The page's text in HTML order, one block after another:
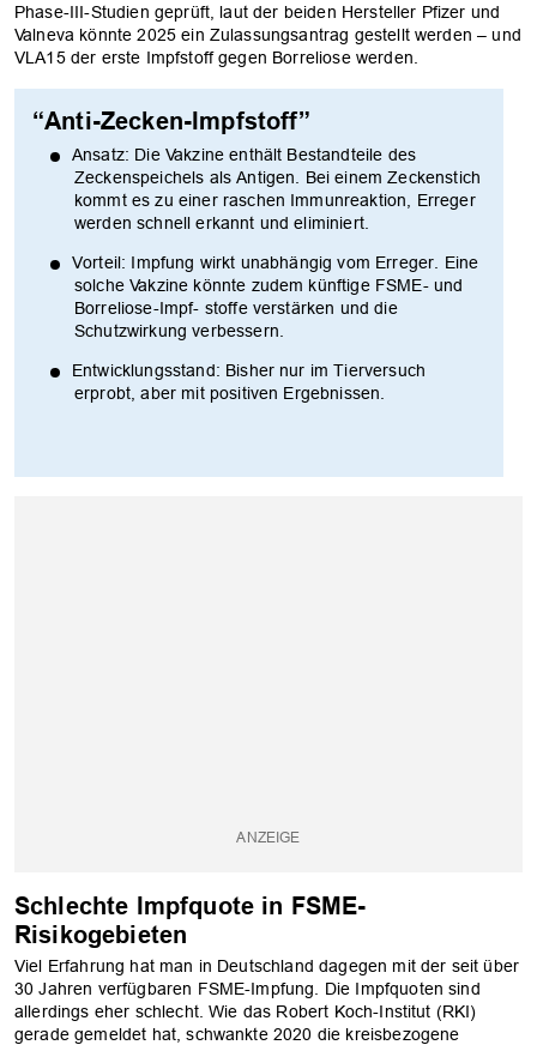
Phase-III-Studien geprüft, laut der beiden Hersteller Pfizer und
Valneva könnte 2025 ein Zulassungsantrag gestellt werden – und
VLA15 der erste Impfstoff gegen Borreliose werden.
“Anti-Zecken-Impfstoff”
Ansatz: Die Vakzine enthält Bestandteile des
Zeckenspeichels als Antigen. Bei einem Zeckenstich
kommt es zu einer raschen Immunreaktion, Erreger
werden schnell erkannt und eliminiert.
Vorteil: Impfung wirkt unabhängig vom Erreger. Eine
solche Vakzine könnte zudem künftige FSME- und
Borreliose-Impf- stoffe verstärken und die
Schutzwirkung verbessern.
Entwicklungsstand: Bisher nur im Tierversuch
erprobt, aber mit positiven Ergebnissen.
Schlechte Impfquote in FSME-
Risikogebieten
Viel Erfahrung hat man in Deutschland dagegen mit der seit über
30 Jahren verfügbaren FSME-Impfung. Die Impfquoten sind
allerdings eher schlecht. Wie das Robert Koch-Institut (RKI)
gerade gemeldet hat, schwankte 2020 die kreisbezogene